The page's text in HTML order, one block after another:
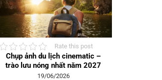
Rate this post
Chụp ảnh du lịch cinematic –
trào lưu nóng nhất năm 2027
19/06/2026